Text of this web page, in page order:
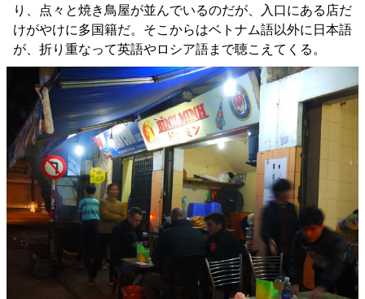
り、点々と焼き鳥屋が並んでいるのだが、入口にある店だ
けがやけに多国籍だ。そこからはベトナム語以外に日本語
が、折り重なって英語やロシア語まで聴こえてくる。